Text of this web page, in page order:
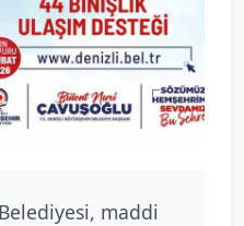
maddi